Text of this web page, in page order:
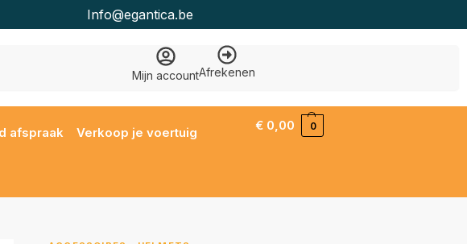
Info@egantica.be
Mijn accountAfrekenen
afspraak Verkoop je voertuig €0,00 0